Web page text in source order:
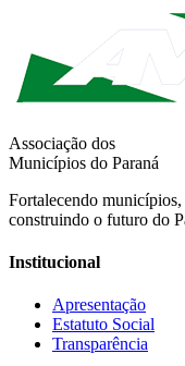
Associação dos
Municípios do Paraná
Fortalecendo municípios,
construindo o futuro do
Institucional
Apresentação
Estatuto Social
Transparência